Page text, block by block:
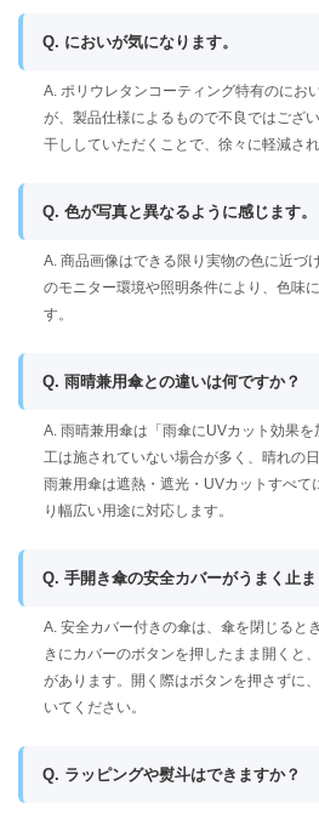
Q. においが気になります。
A. ポリウレタンコーティング特有のにお
が、製品仕様によるもので不良ではござ
干ししていただくことで、徐々に軽減され
Q. 色が写真と異なるように感じます。
A. 商品画像はできる限り実物の色に近づ
のモニター環境や照明条件により、色味
す。
Q. 雨晴兼用傘との違いは何ですか？
A. 雨晴兼用傘は「雨傘にUVカット効果
工は施されていない場合が多く、晴れの
雨兼用傘は遮熱・遮光・UVカットすべて
り幅広い用途に対応します。
Q. 手開き傘の安全カバーがうまく止ま
A. 安全カバー付きの傘は、傘を閉じると
きにカバーのボタンを押したまま開くと
があります。開く際はボタンを押さずに
いてください。
Q. ラッピングや熨斗はできますか？